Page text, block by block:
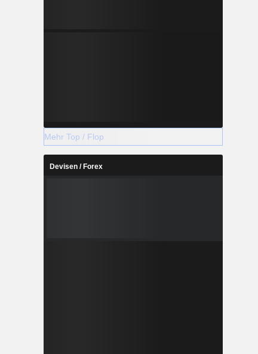
Mehr Top / Flop
Devisen / Forex